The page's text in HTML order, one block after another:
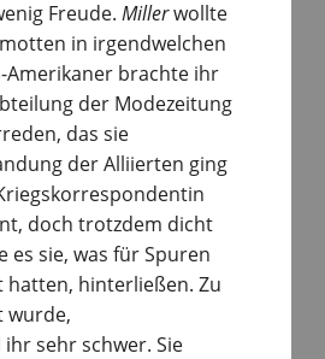
Freude. Millerwollte
in irgendwelchen
brachte ihr
der Modezeitung
das sie
der Alliierten ging
doch trotzdem dicht
sie, was für Spuren
hatten, hinterließen. Zu
wurde,
sehr schwer. Sie